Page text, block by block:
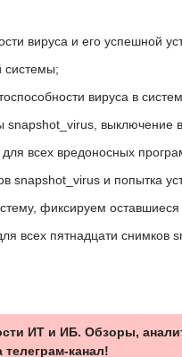
вируса и его успешной
системы;
вируса в
snapshot_virus, выключение
всех вредоносных
snapshot_virus и попытка
фиксируем
всех пятнадцати
ИТ и ИБ. Обзоры,
канал!